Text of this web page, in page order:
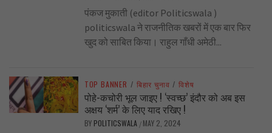
पंकज मुकाती (editor Politicswala )
politicswala ने राजनीतिक खबरों में एक बार फिर
खुद को साबित किया। राहुल गाँधी अमेठी...
TOP BANNER / बिहार चुनाव / विशेष
पोहे-कचोरी भूल जाइए ! ‘स्वच्छ’ इंदौर को अब इस
अक्षय ‘शर्म’ के लिए याद रखिए !
BY POLITICSWALA / MAY 2, 2024